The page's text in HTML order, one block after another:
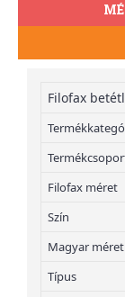
Filofax
Filofax méret
Szín
Magyar méret
Típus